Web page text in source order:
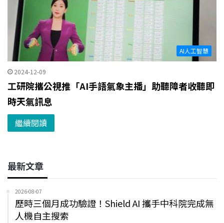
AI人工智慧
2024-12-09
工研院攜公視推「AI手語氣象主播」助聽障者收聽即
時天氣訊息
繼續閱讀
最新文章
2026-08-07
歷時三個月成功驗證！Shield AI 攜手中科院完成無
人機自主搜索